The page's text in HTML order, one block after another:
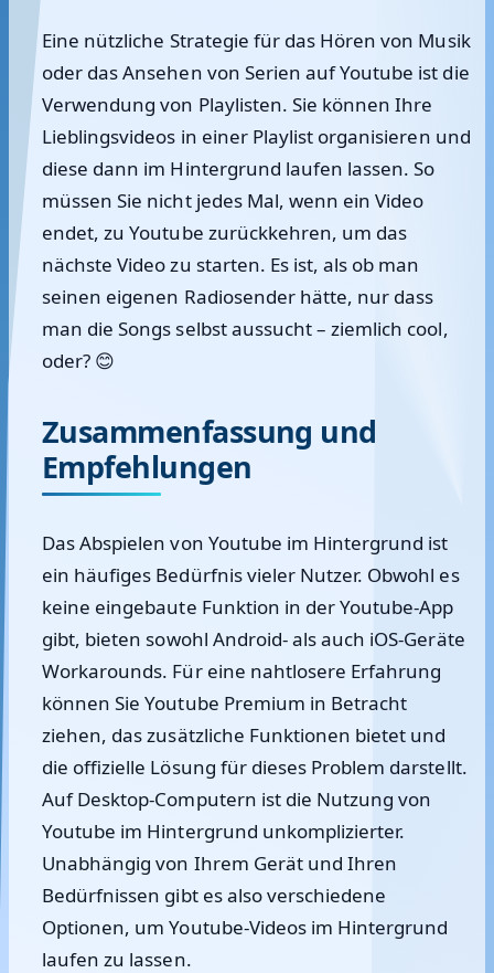
Eine nützliche Strategie für das Hören von Musik
oder das Ansehen von Serien auf Youtube ist die
Verwendung von Playlisten. Sie können Ihre
Lieblingsvideos in einer Playlist organisieren und
diese dann im Hintergrund laufen lassen. So
müssen Sie nicht jedes Mal, wenn ein Video
endet, zu Youtube zurückkehren, um das
nächste Video zu starten. Es ist, als ob man
seinen eigenen Radiosender hätte, nur dass
man die Songs selbst aussucht – ziemlich cool,
oder? 😊
Zusammenfassung und
Empfehlungen
Das Abspielen von Youtube im Hintergrund ist
ein häufiges Bedürfnis vieler Nutzer. Obwohl es
keine eingebaute Funktion in der Youtube-App
gibt, bieten sowohl Android- als auch iOS-Geräte
Workarounds. Für eine nahtlosere Erfahrung
können Sie Youtube Premium in Betracht
ziehen, das zusätzliche Funktionen bietet und
die offizielle Lösung für dieses Problem darstellt.
Auf Desktop-Computern ist die Nutzung von
Youtube im Hintergrund unkomplizierter.
Unabhängig von Ihrem Gerät und Ihren
Bedürfnissen gibt es also verschiedene
Optionen, um Youtube-Videos im Hintergrund
laufen zu lassen.